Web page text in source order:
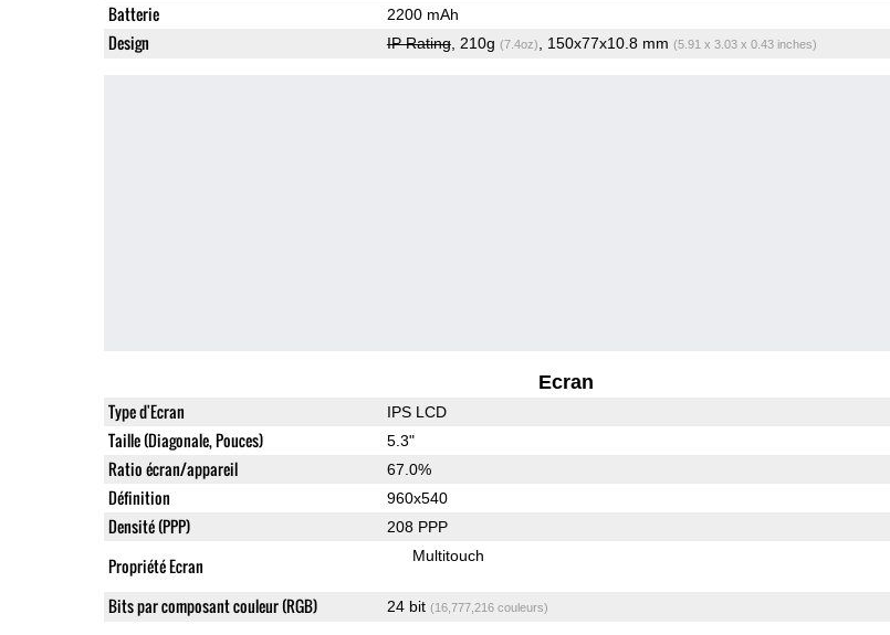
Batterie 2200 mAh
Design IP Rating, 210g (7.4oz) , 150x77x10.8 mm (5.91 x 3.03 x 0.43 inches)
Ecran
Type d'Ecran IPS LCD
Taille (Diagonale, Pouces) 5.3"
Ratio écran/appareil 67.0%
Définition 960x540
Densité (PPP) 208 PPP
Propriété Ecran Multitouch
Bits par composant couleur (RGB) 24 bit (16,777,216 couleurs)